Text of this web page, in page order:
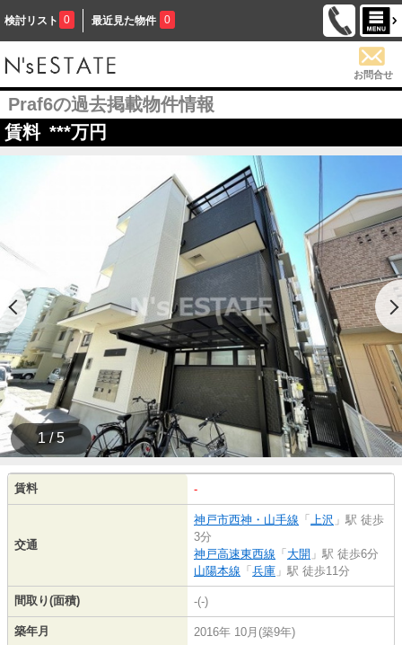
検討リスト 0 最近見た物件 0
お問合せ
Praf6の過去掲載物件情報
賃料 ***万円
1 / 5
賃料 -
交通
神戸市西神・山手線 「 上沢 」駅 徒歩
3分
神戸高速東西線 「 大開 」駅 徒歩6分
山陽本線 「 兵庫 」駅 徒歩11分
間取り(面積) -(-)
築年月 2016年 10月(築9年)